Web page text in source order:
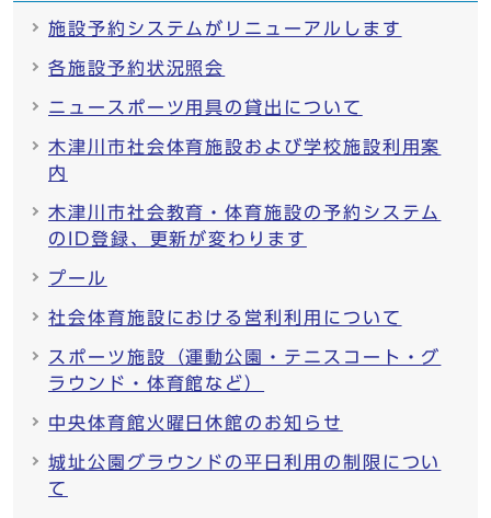
施設予約システムがリニューアルします
各施設予約状況照会
ニュースポーツ用具の貸出について
木津川市社会体育施設および学校施設利用案
内
木津川市社会教育・体育施設の予約システム
のID登録、更新が変わります
プール
社会体育施設における営利利用について
スポーツ施設（運動公園・テニスコート・グ
ラウンド・体育館など）
中央体育館火曜日休館のお知らせ
城址公園グラウンドの平日利用の制限につい
て